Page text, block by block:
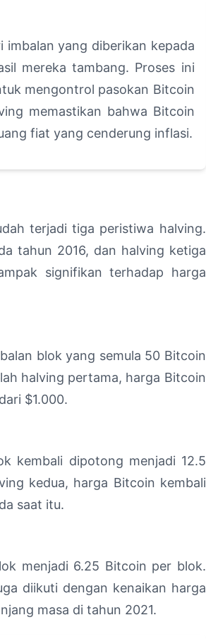
imbalan yang diberikan kepada
mereka tambang. Proses ini
mengontrol pasokan Bitcoin
memastikan bahwa Bitcoin
fiat yang cenderung inflasi.
terjadi tiga peristiwa halving.
tahun 2016, dan halving ketiga
signifikan terhadap harga
blok yang semula 50 Bitcoin
halving pertama, harga Bitcoin
$1.000.
kembali dipotong menjadi 12.5
kedua, harga Bitcoin kembali
saat itu.
menjadi 6.25 Bitcoin per blok.
diikuti dengan kenaikan harga
masa di tahun 2021.